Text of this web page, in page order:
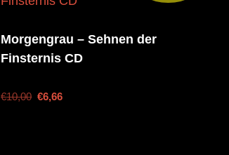
Morgengrau – Sehnen der
Finsternis CD
€10,00 €6,66